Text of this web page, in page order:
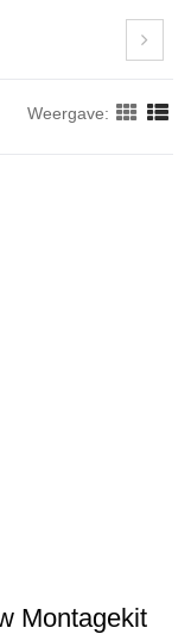
Weergave:
Montagekit